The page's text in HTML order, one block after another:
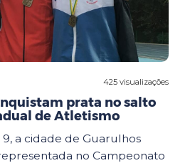
425 visualizações
prata no salto
de Atletismo
a cidade de Guarulhos
no Campeonato